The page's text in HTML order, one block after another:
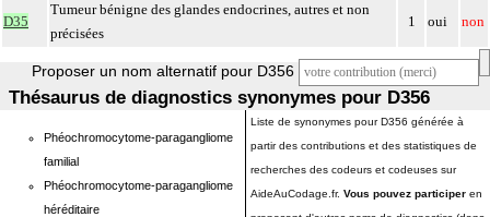
D35
Tumeur bénigne des glandes endocrines, autres et non
précisées
1 oui non
Proposer un nom alternatif pour D356
Thésaurus de diagnostics synonymes pour D356
Phéochromocytome-paragangliome
familial
Phéochromocytome-paragangliome
héréditaire
Liste de synonymes pour D356 générée à
partir des contributions et des statistiques de
recherches des codeurs et codeuses sur
AideAuCodage.fr. Vous pouvez participer en